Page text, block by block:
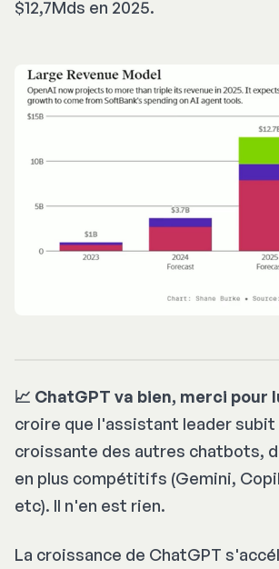
$12,7Mds en 2025.
📈 ChatGPT va bien, merci pour
croire que l'assistant leader subit
croissante des autres chatbots,
en plus compétitifs (Gemini,
etc). Il n'en est rien.
La croissance de ChatGPT